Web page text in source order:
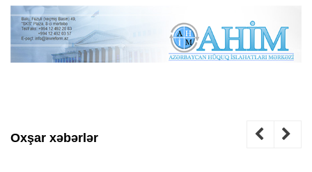
Oxşar xəbərlər